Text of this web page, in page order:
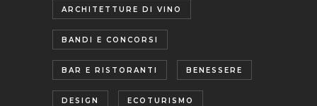
ARCHITETTURE DI VINO
BANDI E CONCORSI
BAR E RISTORANTI BENESSERE
DESIGN ECOTURISMO